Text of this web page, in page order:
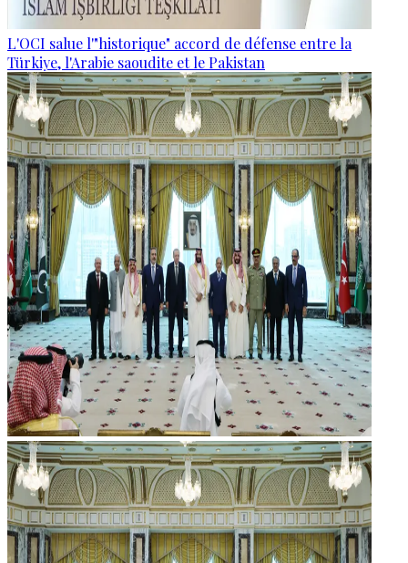
L'OCI salue l'"historique" accord de défense entre la
Türkiye, l'Arabie saoudite et le Pakistan